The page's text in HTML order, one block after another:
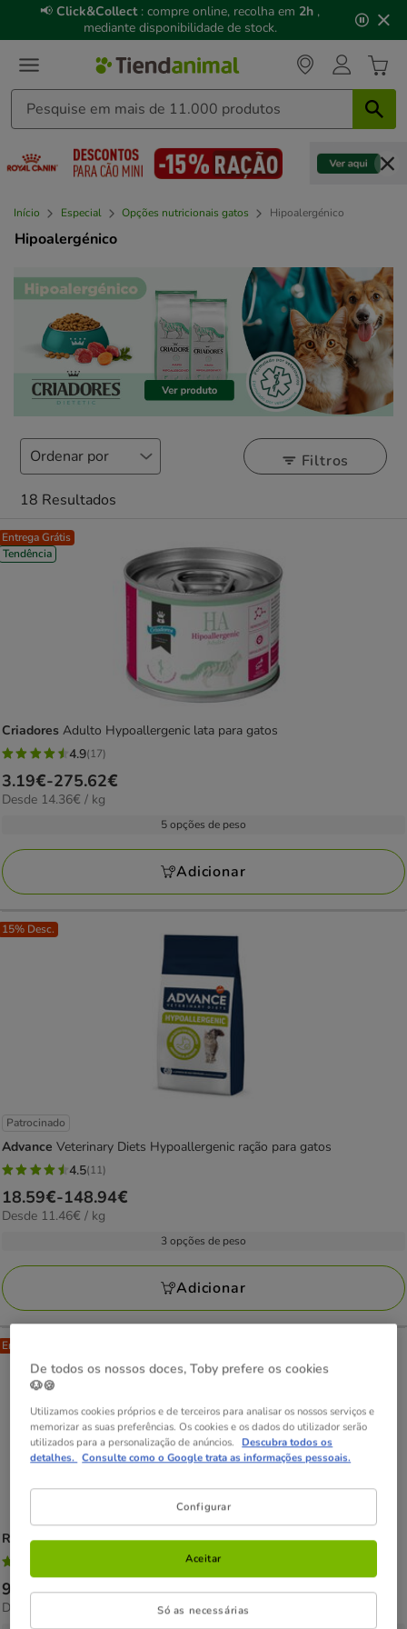
3,
mensagem,
📢 Click&Collect : compre online, recolha em 2h ,
mediante disponibilidade de stock.
Início Especial Opções nutricionais gatos Hipoalergénico
Hipoalergénico
Filtros
18 Resultados
Entrega Grátis
Tendência
Criadores Adulto Hypoallergenic lata para gatos
4.9
estrelas
com
avaliações
4.9(17)
Preço
de
275.62€
3.19€-275.62€
14.36€
Desde 14.36€ / kg
5 opções de peso
Adicionar
15% Desc.
Patrocinado
Advance Veterinary Diets Hypoallergenic ração para gatos
4.5
estrelas
com
avaliações
4.5(11)
Preço
de
148.94€
18.59€-148.94€
11.46€
Desde 11.46€ / kg
3 opções de peso
Adicionar
Entrega Grátis
Royal CaninVeterinary Hypoallergenic ração para gatos
4.8
estrelas
com
Preço
de
9.99€-132.48€
14.72€
Desde 14.72€ / kg
De todos os nossos doces, Toby prefere os cookies
🐶🍪
Utilizamos cookies próprios e de terceiros para analisar os nossos serviços e
memorizar as suas preferências. Os cookies e os dados do utilizador serão
utilizados para a personalização de anúncios. Descubra todos os
detalhes. Consulte como o Google trata as informações pessoais.
Configurar
Só as necessárias
Aceitar